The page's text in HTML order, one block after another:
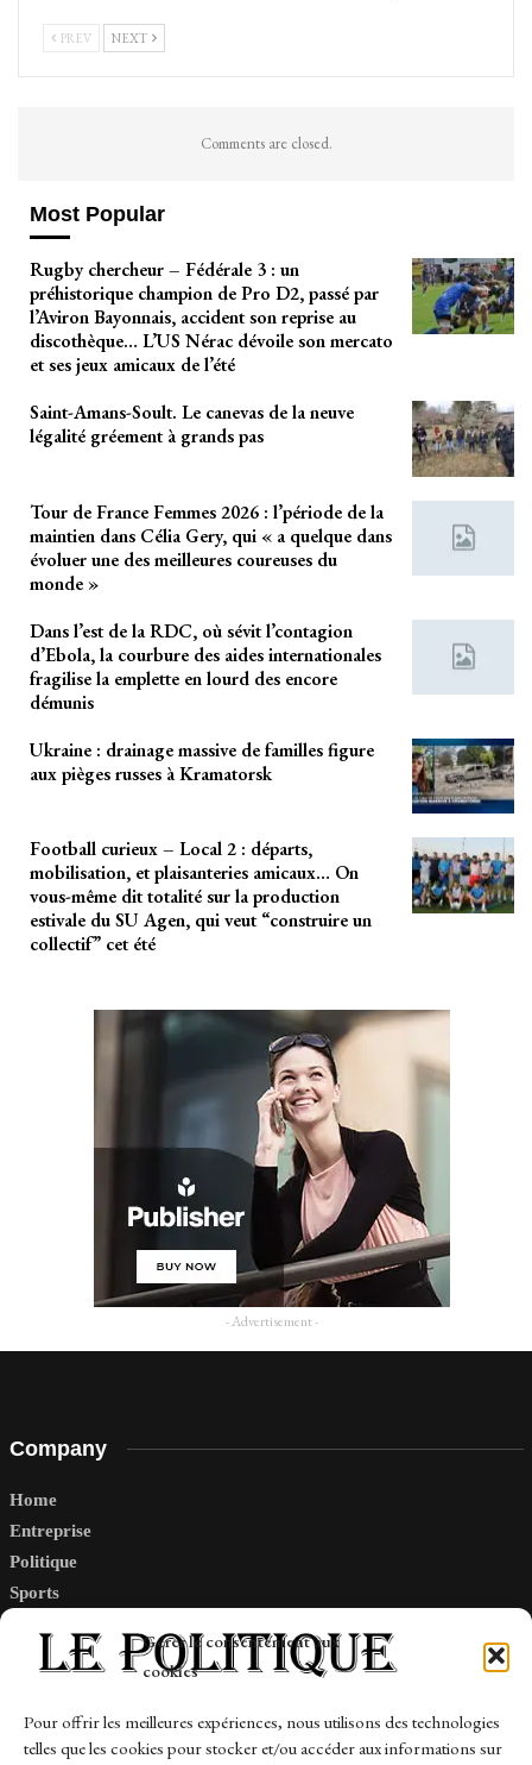
Gérer le consentement aux
cookies
Pour offrir les meilleures expériences, nous utilisons des technologies
telles que les cookies pour stocker et/ou accéder aux informations sur
PREV NEXT
Comments are closed.
Most Popular
Rugby chercheur – Fédérale 3 : un
préhistorique champion de Pro D2, passé par
l’Aviron Bayonnais, accident son reprise au
discothèque… L’US Nérac dévoile son mercato
et ses jeux amicaux de l’été
Saint-Amans-Soult. Le canevas de la neuve
légalité gréement à grands pas
Tour de France Femmes 2026 : l’période de la
maintien dans Célia Gery, qui « a quelque dans
évoluer une des meilleures coureuses du
monde »
Dans l’est de la RDC, où sévit l’contagion
d’Ebola, la courbure des aides internationales
fragilise la emplette en lourd des encore
démunis
Ukraine : drainage massive de familles figure
aux pièges russes à Kramatorsk
Football curieux – Local 2 : départs,
mobilisation, et plaisanteries amicaux… On
vous-même dit totalité sur la production
estivale du SU Agen, qui veut “construire un
collectif” cet été
- Advertisement -
Company
Home
Entreprise
Politique
Sports